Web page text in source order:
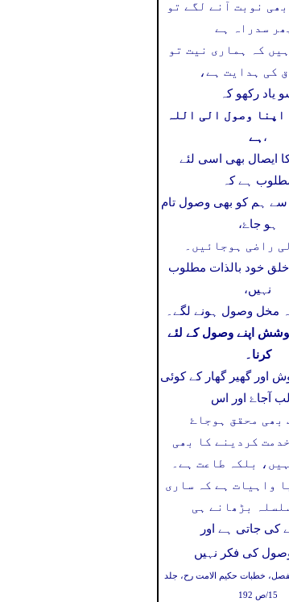
نوبت آنے لگے تو
سدراہ ہے
کہ ہماری نیت تو
کی ہدایت ہے،
یاد رکھو کہ
اپنا وصول الی اللہ
ہے ،
ایصال بھی اسی لئے
ہے کہ
سے ہم کو بھی وصول تام
ہو جاۓ،
راضی ہوجائیں۔
خلق خود بالذات مطلوب
نہیں،
مخل وصول ہونے لگے۔
اپنے وصول کے لئے
کرنا۔
اور گھیر گھار کے کوئی
آجاۓ اور اس
بھی محقق ہوجاۓ
کردینے کا بھی
بلکہ طاعت ہے۔
واہیات ہے کہ ساری
بڑھانے ہی
کی جاتی ہے اور
وصول کی فکر نہیں
خطبات حکیم الامت رح، جلد
15/ص 192